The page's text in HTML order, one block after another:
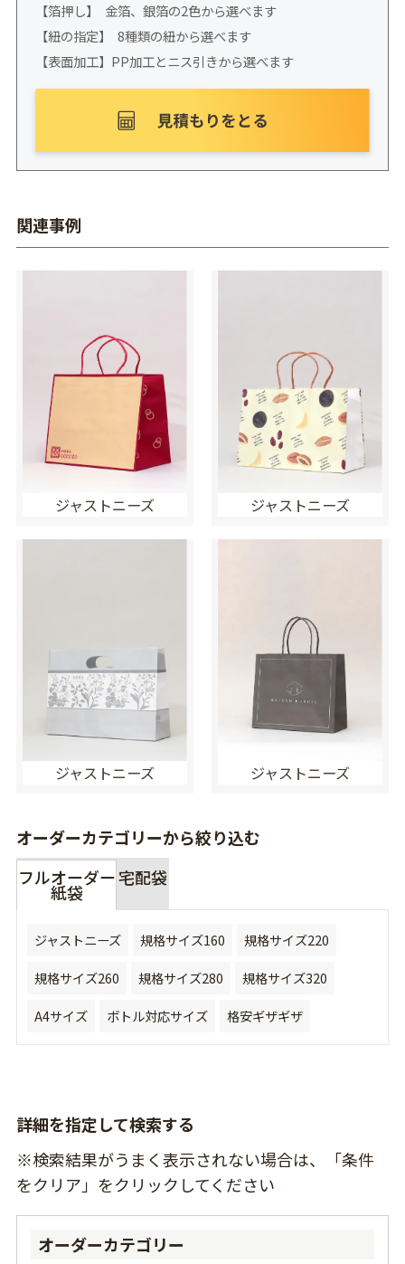
【箔押し】 金箔、銀箔の2色から選べます
【紐の指定】 8種類の紐から選べます
【表面加工】PP加工とニス引きから選べます
関連事例
ジャストニーズ ジャストニーズ
ジャストニーズ ジャストニーズ
オーダーカテゴリーから絞り込む
フルオーダー
紙袋
宅配袋
ジャストニーズ 規格サイズ160
規格サイズ220
規格サイズ260
規格サイズ280
規格サイズ320
A4サイズ
ボトル対応サイズ 格安ギザギザ
詳細を指定して検索する
※検索結果がうまく表示されない場合は、「条件
をクリア」をクリックしてください
オーダーカテゴリー